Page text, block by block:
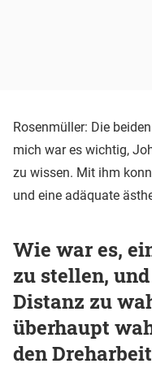
Rosenmüller: Die
mich war es wichtig,
zu wissen. Mit ihm
und eine adäquate
Wie war es,
zu stellen,
Distanz zu
überhaupt
den